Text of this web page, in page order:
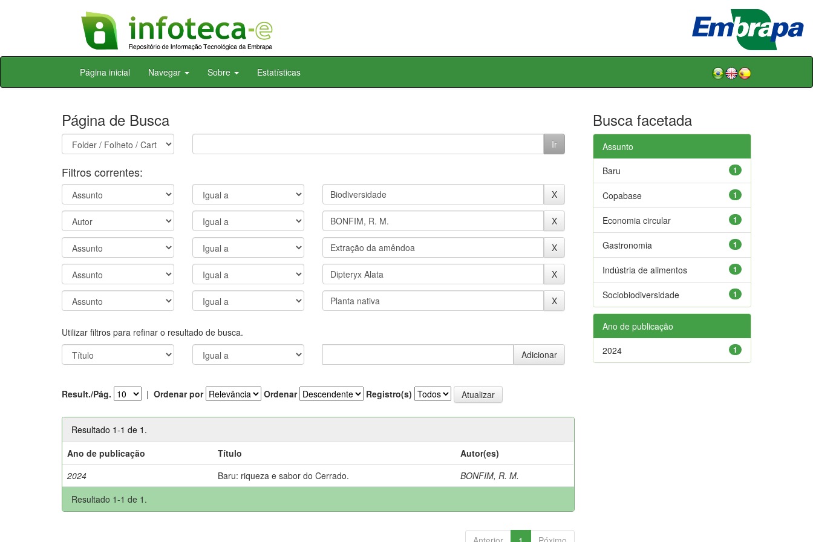
Skip
Página inicial Navegar Sobre Estatísticas
Página de Busca
Filtros correntes:
Utilizar filtros para refinar o resultado de busca.
Result./Pág. | Ordenar por Ordenar Registro(s)
Resultado 1-1 de 1.
Ano de publicação
Título
Autor(es)
2024
Baru: riqueza e sabor do Cerrado.
BONFIM, R. M.
Resultado 1-1 de 1.
Busca facetada
Assunto
1
Baru
1
Copabase
1
Economia circular
1
Gastronomia
1
Indústria de alimentos
1
Sociobiodiversidade
Ano de publicação
1
2024